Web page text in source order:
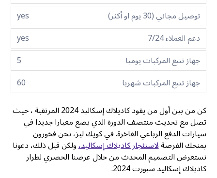
توصيل مجاني (30 يوم او أكثر)
yes
دعم العملاء 7/24
yes
جهاز تتبع المركبات يوميا
5
جهاز تتبع المركبات شهريا
60
كن من بين أول من يقود كاديلاك إسكاليد 2024 المرتقبة ، حيث
تصل مع تحديث منتصف الدورة الذي يضع معيارا جديدا في
سيارات الدفع الرباعي الفاخرة. في كويك ليز، نحن فخورون
بمنحك الفرصةلاستئجار كاديلاك إسكاليد،ولكن قبل ذلك، دعونا
نستعرض التصميم المحدث من خلال عرضنا الحصري لطراز
كاديلاك إسكاليد سبورت 2024.